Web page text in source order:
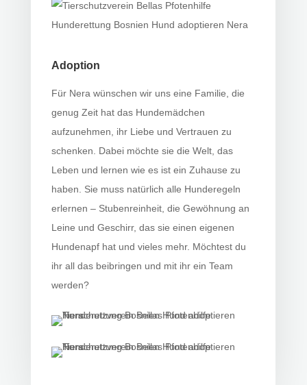
Adoption
Für Nera wünschen wir uns eine Familie, die
genug Zeit hat das Hundemädchen
aufzunehmen, ihr Liebe und Vertrauen zu
schenken. Dabei möchte sie die Welt, das
Leben und lernen wie es ist ein Zuhause zu
haben. Sie muss natürlich alle Hunderegeln
erlernen – Stubenreinheit, die Gewöhnung an
Leine und Geschirr, das sie einen eigenen
Hundenapf hat und vieles mehr. Möchtest du
ihr all das beibringen und mit ihr ein Team
werden?